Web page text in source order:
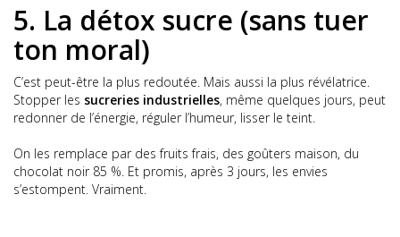
5. La détox sucre (sans tuer
ton moral)
C’est peut-être la plus redoutée. Mais aussi la plus révélatrice.
Stopper les sucreries industrielles, même quelques jours, peut
redonner de l’énergie, réguler l’humeur, lisser le teint.
On les remplace par des fruits frais, des goûters maison, du
chocolat noir 85 %. Et promis, après 3 jours, les envies
s’estompent. Vraiment.